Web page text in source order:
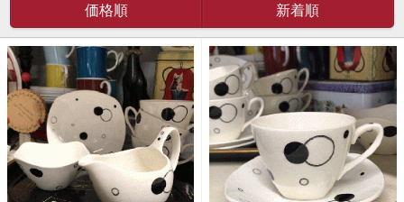
価格順 新着順